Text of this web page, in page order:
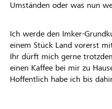
Umständen oder was nun
Ich werde den Imker-
einem Stück Land vorerst
Ihr dürft mich gerne
einen Kaffee bei mir zu
Hoffentlich habe ich bis